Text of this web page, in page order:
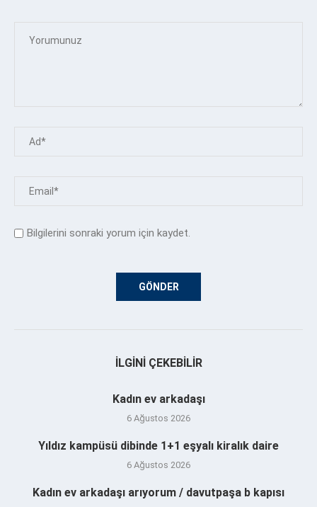
Bilgilerini sonraki yorum için kaydet.
İLGINI ÇEKEBILIR
Kadın ev arkadaşı
6 Ağustos 2026
Yıldız kampüsü dibinde 1+1 eşyalı kiralık daire
6 Ağustos 2026
Kadın ev arkadaşı arıyorum / davutpaşa b kapısı